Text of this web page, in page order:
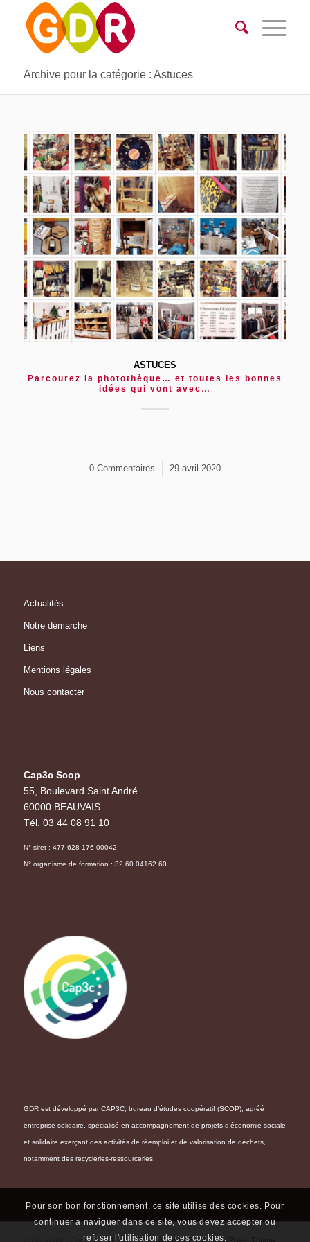
Archive pour la catégorie : Astuces
ASTUCES
Parcourez la photothèque… et toutes les bonnes
idées qui vont avec…
0 Commentaires
/ 29 avril 2020
Actualités
Notre démarche
Liens
Mentions légales
Nous contacter
Cap3c Scop
55, Boulevard Saint André
60000 BEAUVAIS
Tél. 03 44 08 91 10
N° siret : 477 628 176 00042
N° organisme de formation : 32.60.04162.60
GDR est développé par CAP3C, bureau d’études coopératif (SCOP), agréé
entreprise solidaire, spécialisé en accompagnement de projets d’économie sociale
et solidaire exerçant des activités de réemploi et de valorisation de déchets,
notamment des recycleries-ressourceries.
© Copyright - Cap3c SCOP - 2017 -powered by Enfold WordPress Theme
Pour son bon fonctionnement, ce site utilise des cookies. Pour
continuer à naviguer dans ce site, vous devez accepter ou
refuser l'utilisation de ces cookies.